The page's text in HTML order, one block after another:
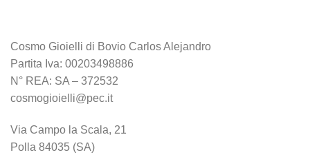
Cosmo Gioielli di Bovio Carlos Alejandro
Partita Iva: 00203498886
N° REA: SA – 372532
cosmogioielli@pec.it
Via Campo la Scala, 21
Polla 84035 (SA)